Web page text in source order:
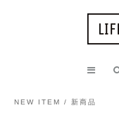
NEW ITEM / 新商品